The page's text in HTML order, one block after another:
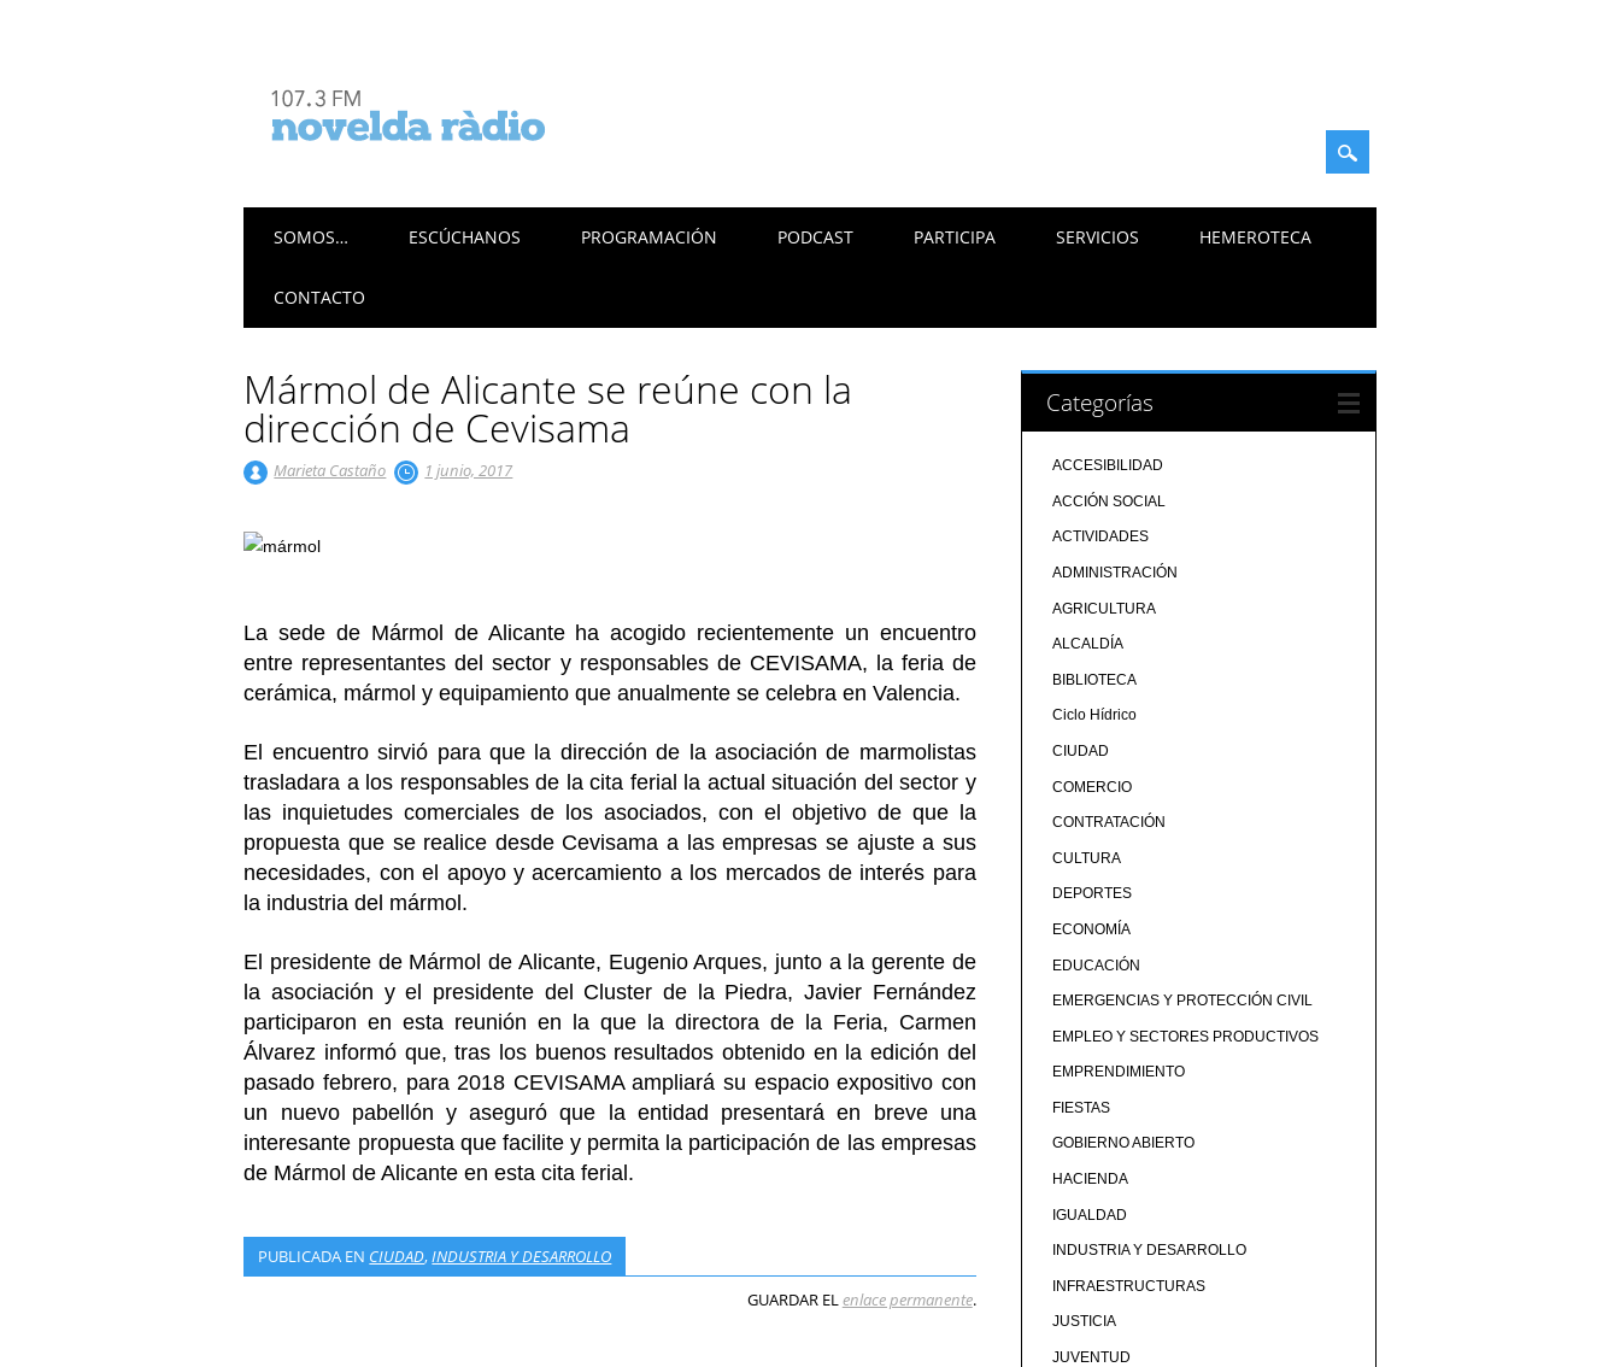
Menú principal
SOMOS… ESCÚCHANOS PROGRAMACIÓN PODCAST PARTICIPA SERVICIOS HEMEROTECA
CONTACTO
Mármol de Alicante se reúne con la
dirección de Cevisama
Marieta Castaño 1 junio, 2017
La sede de Mármol de Alicante ha acogido recientemente un encuentro
entre representantes del sector y responsables de CEVISAMA, la feria de
cerámica, mármol y equipamiento que anualmente se celebra en Valencia.
El encuentro sirvió para que la dirección de la asociación de marmolistas
trasladara a los responsables de la cita ferial la actual situación del sector y
las inquietudes comerciales de los asociados, con el objetivo de que la
propuesta que se realice desde Cevisama a las empresas se ajuste a sus
necesidades, con el apoyo y acercamiento a los mercados de interés para
la industria del mármol.
El presidente de Mármol de Alicante, Eugenio Arques, junto a la gerente de
la asociación y el presidente del Cluster de la Piedra, Javier Fernández
participaron en esta reunión en la que la directora de la Feria, Carmen
Álvarez informó que, tras los buenos resultados obtenido en la edición del
pasado febrero, para 2018 CEVISAMA ampliará su espacio expositivo con
un nuevo pabellón y aseguró que la entidad presentará en breve una
interesante propuesta que facilite y permita la participación de las empresas
de Mármol de Alicante en esta cita ferial.
PUBLICADA EN CIUDAD,INDUSTRIA Y DESARROLLO
GUARDAR ELenlace permanente.
Categorías
ACCESIBILIDAD
ACCIÓN SOCIAL
ACTIVIDADES
ADMINISTRACIÓN
AGRICULTURA
ALCALDÍA
BIBLIOTECA
Ciclo Hídrico
CIUDAD
COMERCIO
CONTRATACIÓN
CULTURA
DEPORTES
ECONOMÍA
EDUCACIÓN
EMERGENCIAS Y PROTECCIÓN CIVIL
EMPLEO Y SECTORES PRODUCTIVOS
EMPRENDIMIENTO
FIESTAS
GOBIERNO ABIERTO
HACIENDA
IGUALDAD
INDUSTRIA Y DESARROLLO
INFRAESTRUCTURAS
JUSTICIA
JUVENTUD